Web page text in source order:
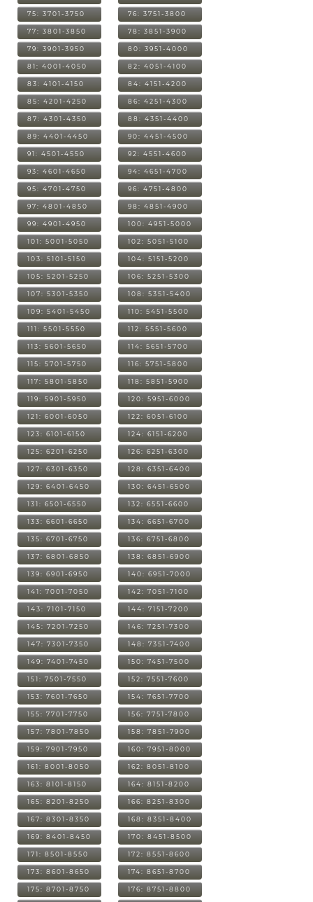
75: 3701-3750 76: 3751-3800
77: 3801-3850 78: 3851-3900
79: 3901-3950 80: 3951-4000
81: 4001-4050 82: 4051-4100
83: 4101-4150 84: 4151-4200
85: 4201-4250 86: 4251-4300
87: 4301-4350 88: 4351-4400
89: 4401-4450 90: 4451-4500
91: 4501-4550 92: 4551-4600
93: 4601-4650 94: 4651-4700
95: 4701-4750 96: 4751-4800
97: 4801-4850 98: 4851-4900
99: 4901-4950 100: 4951-5000
101: 5001-5050 102: 5051-5100
103: 5101-5150 104: 5151-5200
105: 5201-5250 106: 5251-5300
107: 5301-5350 108: 5351-5400
109: 5401-5450 110: 5451-5500
111: 5501-5550 112: 5551-5600
113: 5601-5650 114: 5651-5700
115: 5701-5750 116: 5751-5800
117: 5801-5850 118: 5851-5900
119: 5901-5950 120: 5951-6000
121: 6001-6050 122: 6051-6100
123: 6101-6150 124: 6151-6200
125: 6201-6250 126: 6251-6300
127: 6301-6350 128: 6351-6400
129: 6401-6450 130: 6451-6500
131: 6501-6550 132: 6551-6600
133: 6601-6650 134: 6651-6700
135: 6701-6750 136: 6751-6800
137: 6801-6850 138: 6851-6900
139: 6901-6950 140: 6951-7000
141: 7001-7050 142: 7051-7100
143: 7101-7150 144: 7151-7200
145: 7201-7250 146: 7251-7300
147: 7301-7350 148: 7351-7400
149: 7401-7450 150: 7451-7500
151: 7501-7550 152: 7551-7600
153: 7601-7650 154: 7651-7700
155: 7701-7750 156: 7751-7800
157: 7801-7850 158: 7851-7900
159: 7901-7950 160: 7951-8000
161: 8001-8050 162: 8051-8100
163: 8101-8150 164: 8151-8200
165: 8201-8250 166: 8251-8300
167: 8301-8350 168: 8351-8400
169: 8401-8450 170: 8451-8500
171: 8501-8550 172: 8551-8600
173: 8601-8650 174: 8651-8700
175: 8701-8750 176: 8751-8800